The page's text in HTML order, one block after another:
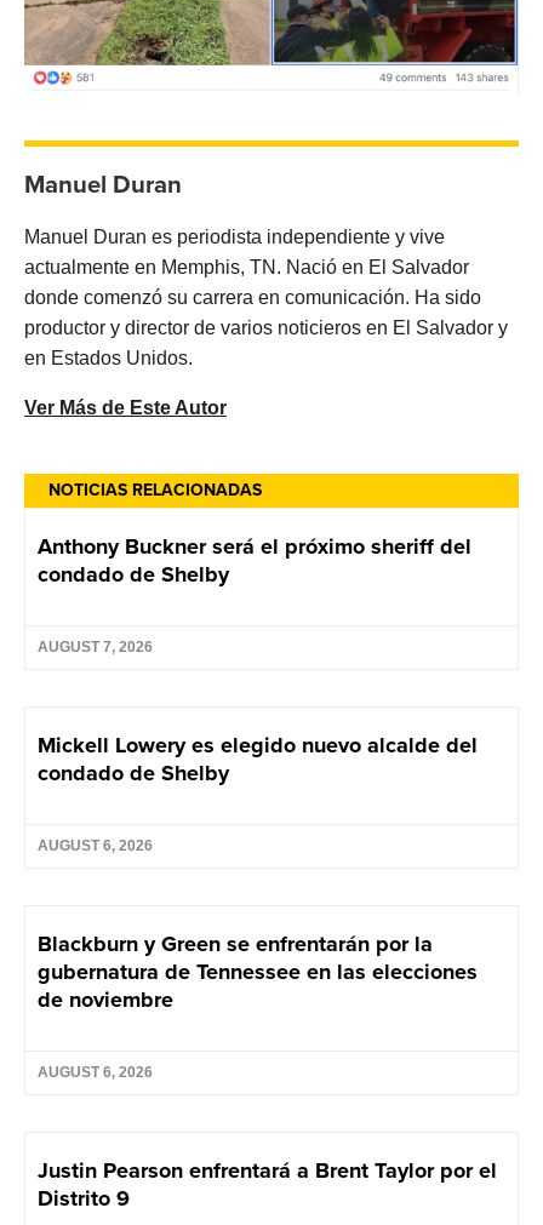
NOTICIAS RELACIONADAS
Anthony Buckner será el próximo sheriff del
condado de Shelby
AUGUST 7, 2026
Mickell Lowery es elegido nuevo alcalde del
condado de Shelby
AUGUST 6, 2026
Blackburn y Green se enfrentarán por la
gubernatura de Tennessee en las elecciones
de noviembre
AUGUST 6, 2026
Justin Pearson enfrentará a Brent Taylor por el
Distrito 9
Manuel Duran
Manuel Duran es periodista independiente y vive
actualmente en Memphis, TN. Nació en El Salvador
donde comenzó su carrera en comunicación. Ha sido
productor y director de varios noticieros en El Salvador y
en Estados Unidos.
Ver Más de Este Autor